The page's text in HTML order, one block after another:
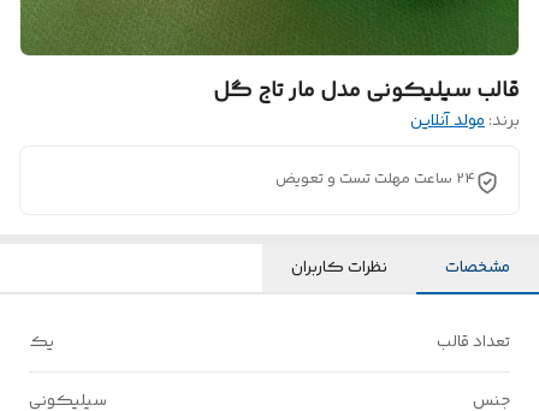
قالب سیلیکونی مدل مار تاج گل
برند:مولد آنلاین
24 ساعت مهلت تست و تعویض
مشخصات نظرات کاربران
تعداد قالب یک
جنس سیلیکونی